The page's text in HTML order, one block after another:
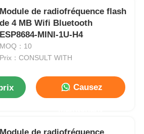
Module de radiofréquence flash
de 4 MB Wifi Bluetooth
ESP8684-MINI-1U-H4
MOQ：10
Prix：CONSULT WITH
Causez